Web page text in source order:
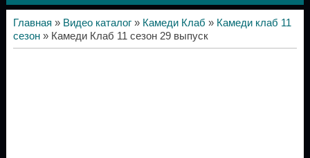
Главная » Видео каталог» Камеди Клаб » Камеди клаб 11
сезон» Камеди Клаб 11 сезон 29 выпуск